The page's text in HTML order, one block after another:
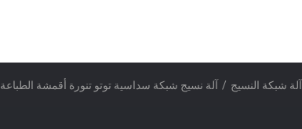
آلة شبكة النسيج / آلة نسيج شبكة سداسية توتو تنورة أقمشة الطباعة